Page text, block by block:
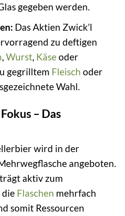
gegeben werden.
Das Aktien Zwick’l
zu deftigen
, Wurst, Käseoder
gegrilltem Fleisch oder
Wahl.
– Das
wird in der
angeboten.
aktiv zum
die Flaschen mehrfach
somit Ressourcen